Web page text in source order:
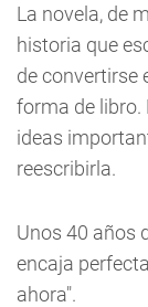
La novela, de
historia que
de convertirse
forma de libro.
ideas
reescribirla.
Unos 40 años
encaja
ahora".